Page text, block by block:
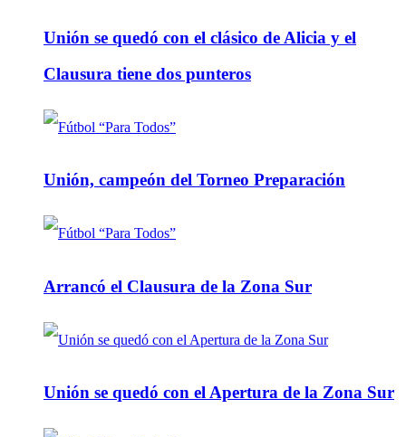
Unión se quedó con el clásico de Alicia y el
Clausura tiene dos punteros
Unión, campeón del Torneo Preparación
Arrancó el Clausura de la Zona Sur
Unión se quedó con el Apertura de la Zona Sur